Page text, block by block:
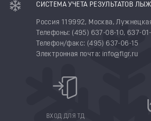
СИСТЕМА УЧЕТА РЕЗУЛЬТАТОВ
Россия 119992, Москва,
Телефоны: (495) 637-08-10, 637-
Телефон/факс: (495) 637-06-15
Электронная почта: info@flgr.ru
ВХОД ДЛЯ ТД